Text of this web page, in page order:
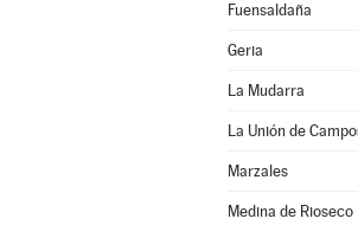
Fuensaldaña
Geria
La Mudarra
La Unión de
Marzales
Medina de Rioseco